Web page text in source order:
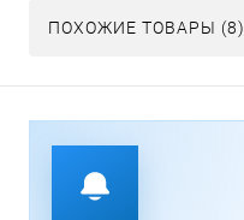
ПОХОЖИЕ ТОВАРЫ (8)